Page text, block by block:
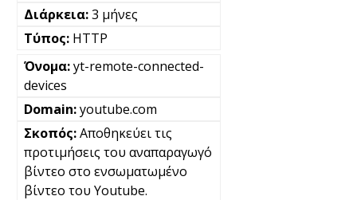
3 μήνες
HTTP
yt-remote-connected-
devices
youtube.com
Αποθηκεύει τις
προτιμήσεις του αναπαραγωγό
βίντεο στο ενσωματωμένο
βίντεο του Youtube.